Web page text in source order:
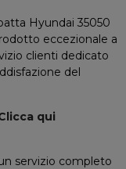
Hyundai 35050
eccezionale a
clienti dedicato
del
qui
servizio completo